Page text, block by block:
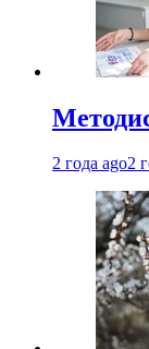
2 года ago2